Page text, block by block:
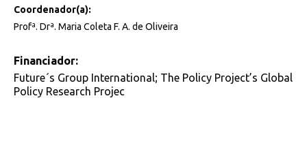
Coordenador(a):
Profª. Drª. Maria Coleta F. A. de Oliveira
Financiador:
Future´s Group International; The Policy Project’s Global
Policy Research Projec